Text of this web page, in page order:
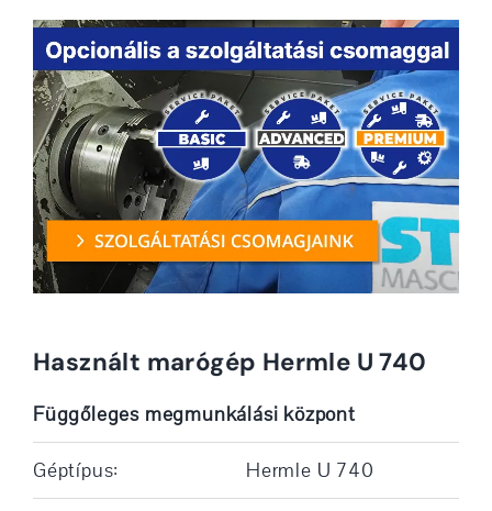
Használt marógép Hermle U 740
Függőleges megmunkálási központ
Géptípus: Hermle U 740